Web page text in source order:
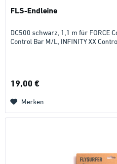
FLS-Endleine
DC500 schwarz, 1,1 m für FORCE
Control Bar M/L, INFINITY XX
19,00 €
Merken